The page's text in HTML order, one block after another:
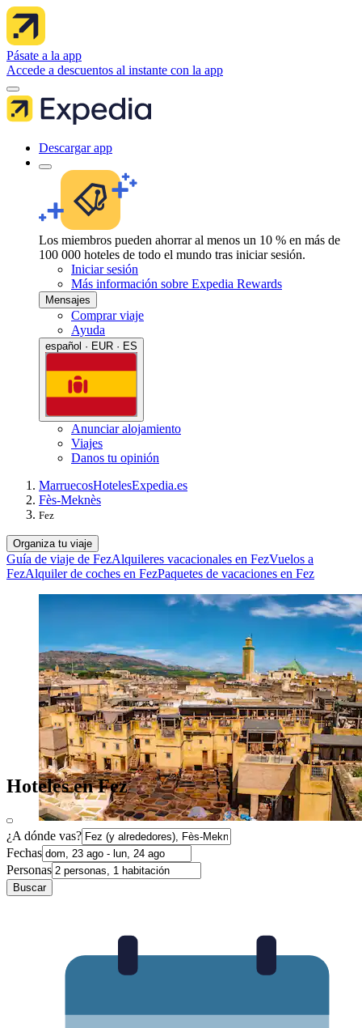
Pásate a la app
Accede a descuentos al instante con la app
Descargar app
Los miembros pueden ahorrar al menos un 10 % en más de
100 000 hoteles de todo el mundo tras iniciar sesión.
Iniciar sesión
Más información sobre Expedia Rewards
Mensajes
Comprar viaje
Ayuda
español · EUR · ES
Anunciar alojamiento
Viajes
Danos tu opinión
MarruecosHotelesExpedia.es
Fès-Meknès
Fez
Organiza tu viaje
Guía de viaje de FezAlquileres vacacionales en FezVuelos a
FezAlquiler de coches en FezPaquetes de vacaciones en Fez
Hoteles en Fez
¿A dónde vas?
Fechas
Personas
Buscar